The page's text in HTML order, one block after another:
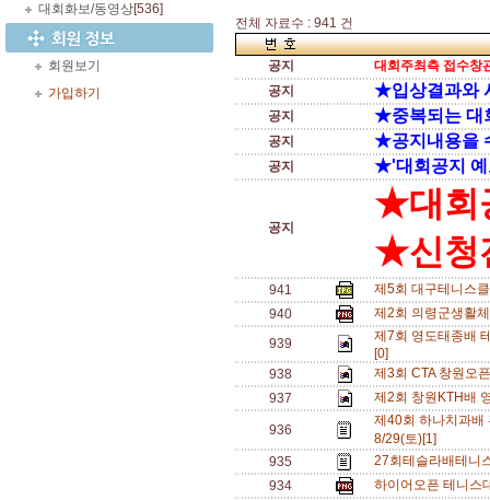
대회화보/동영상[536]
회원보기
가입하기
전체 자료수 : 941 건
공지
대회주최측 접수창
공지
★입상결과와
공지 ★중복되는 대
공지 ★공지내용을
공지 ★'대회공지 예
공지
★대회
★신청
941
제5회 대구테니스
940
제2회 의령군생활
939
제7회 영도태종배
[0]
938
제3회 CTA 창원오
937
제2회 창원KTH배
936
제40회 하나치과배
8/29(토)[1]
935
27회테슬라배테니
934
하이어오픈 테니스